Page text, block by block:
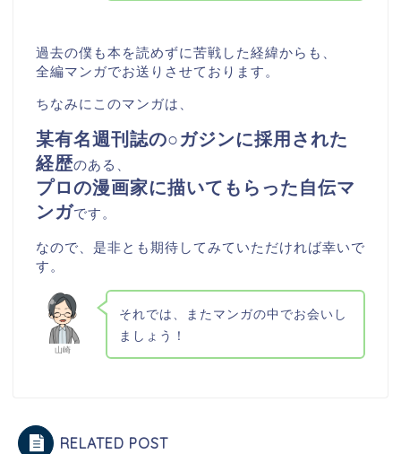
過去の僕も本を読めずに苦戦した経緯からも、
全編マンガでお送りさせております。
ちなみにこのマンガは、
某有名週刊誌の○ガジンに採用された
経歴のある、
プロの漫画家に描いてもらった自伝マ
ンガです。
なので、是非とも期待してみていただければ幸いで
す。
山崎
それでは、またマンガの中でお会いし
ましょう！
RELATED POST